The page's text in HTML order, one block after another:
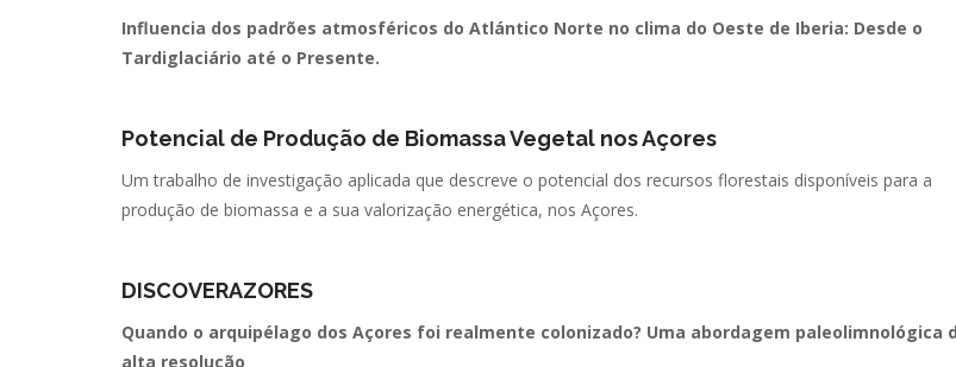
Influencia dos padrões atmosféricos do Atlántico Norte no clima do Oeste de Iberia: Desde o
Tardiglaciário até o Presente.
Potencial de Produção de Biomassa Vegetal nos Açores
Um trabalho de investigação aplicada que descreve o potencial dos recursos florestais disponíveis para a
produção de biomassa e a sua valorização energética, nos Açores.
DISCOVERAZORES
Quando o arquipélago dos Açores foi realmente colonizado? Uma abordagem paleolimnológica
alta resolução